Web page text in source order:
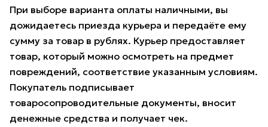
При выборе варианта оплаты наличными, вы
дожидаетесь приезда курьера и передаёте ему
сумму за товар в рублях. Курьер предоставляет
товар, который можно осмотреть на предмет
повреждений, соответствие указанным условиям.
Покупатель подписывает
товаросопроводительные документы, вносит
денежные средства и получает чек.